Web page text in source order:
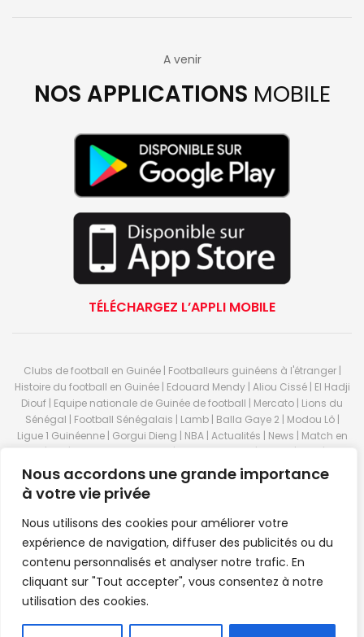
Nous accordons une grande importance
à votre vie privée
Nous utilisons des cookies pour améliorer votre
expérience de navigation, diffuser des publicités ou du
contenu personnalisés et analyser notre trafic. En
cliquant sur "Tout accepter", vous consentez à notre
utilisation des cookies.
A venir
NOS APPLICATIONS MOBILE
TÉLÉCHARGEZ L’APPLI MOBILE
Clubs de football en Guinée | Footballeurs guinéens à l'étranger |
Histoire du football en Guinée | Edouard Mendy | Aliou Cissé | El Hadji
Diouf | Equipe nationale de Guinée de football | Mercato | Lions du
Sénégal | Football Sénégalais | Lamb | Balla Gaye 2 | Modou Lô |
Ligue 1 Guinéenne | Gorgui Dieng | NBA | Actualités | News | Match en
direct | But | Actualité au Guinée | Premier League | Ligue 1 | Liga | Serie
A | LSFP | Conakry | Guinée | Sport Guineen | Basket Guineens | Foot
Guineen | Handball Guinee | Match Guinee | Championnat Guinée |
Stade du 28 septembre | Coupe d'Afrique des nations de football |
Equipe de Guinee| Equipe national de Guinée | Senegal Equipe |
Guinée | Le Senegal | Dakar | Coupe de Guinée | Stade du 28
septembre | Foot Club | Sport Guinee | Sport Senegal | Paris Foot |
Sport en direct | Boxe | Sénégal Dakar | La Guinée | Live Sport | RTG |
Guinee en direct | Foot en direct | Foot direct | Eurosports | Football
direct | Vidéo | Télécharger Africasport | Clubs de football guinéens |